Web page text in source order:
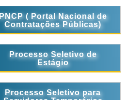
PNCP ( Portal Nacional de
Contratações Públicas)
Processo Seletivo de
Estágio
Processo Seletivo para